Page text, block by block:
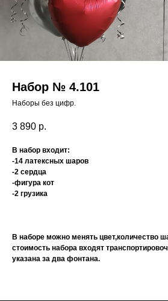
Набор № 4.101
Наборы без цифр.
3 890 р.
В набор входит:
-14 латексных шаров
-2 сердца
-фигура кот
-2 грузика
В наборе можно менять цвет,количество
стоимость набора входят
указана за два фонтана.